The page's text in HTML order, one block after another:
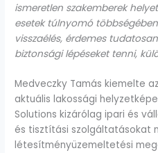
ismeretlen szakemberek
esetek túlnyomó
visszaélés, érdemes
biztonsági lépéseket tenni,
Medveczky Tamás kiemelte
aktuális lakossági
Solutions kizárólag ipari és
és tisztítási szolgáltatásokat
létesítményüzemeltetési